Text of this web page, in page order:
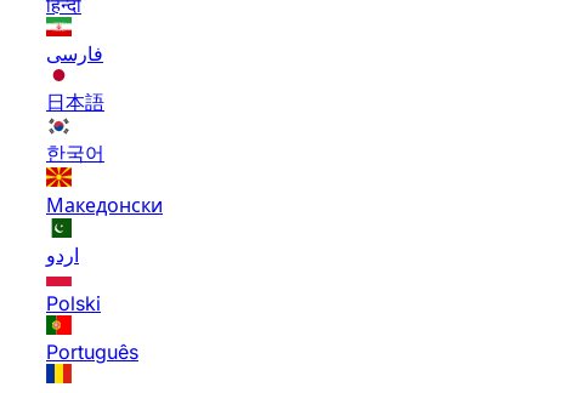
हिन्दी
فارسی
日本語
한국어
Македонски
اردو
Polski
Português